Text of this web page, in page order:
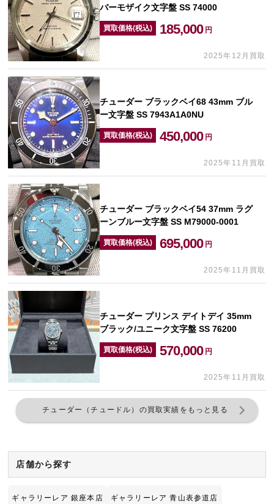
バーモザイク文字盤 SS 74000
買取価格(税込) 185,000 円
2025年12月買取
チューダー ブラックベイ68 43mm ブル
ー文字盤 SS 7943A1A0NU
買取価格(税込) 450,000 円
2025年11月買取
チューダー ブラックベイ54 37mm ラグ
ーンブルー文字盤 SS M79000-0001
買取価格(税込) 695,000 円
2025年11月買取
チューダー プリンス デイトデイ 35mm
ブラック/ユニーク文字盤 SS 76200
買取価格(税込) 570,000 円
2025年11月買取
チューダー（チュードル）の買取実績をもっと見る
店舗から探す
ギャラリーレア 銀座本店 ギャラリーレア 青山表参道店